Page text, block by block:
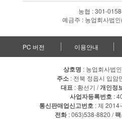
농협 : 301-
예금주 : 농업회사법
PC 버전 이용안내
상호명 : 농업회사법
주소 : 전북 정읍시 입암
대표 : 황선기 /개인정
사업자등록번호 :
통신판매업신고번호 : 제
전화: 063)538-8820 /